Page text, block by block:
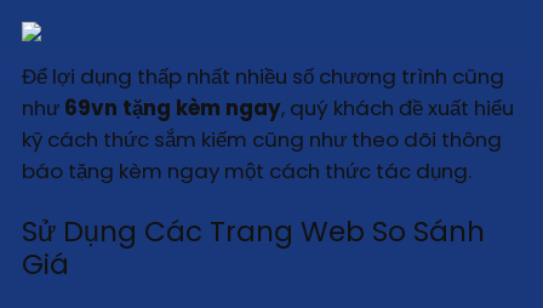
Để lợi dụng thấp nhất nhiều số chương trình cũng
như 69vn tặng kèm ngay, quý khách đề xuất hiểu
kỹ cách thức sắm kiếm cũng như theo dõi thông
báo tặng kèm ngay một cách thức tác dụng.
Sử Dụng Các Trang Web So Sánh
Giá